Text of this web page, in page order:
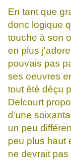
En tant que
donc logique
touche à son
en plus
pouvais pas
ses oeuvres
tout été déçu
Delcourt
d'une
un peu
peu plus haut
ne devrait